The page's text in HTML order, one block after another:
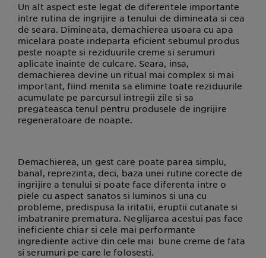
Un alt aspect este legat de diferentele importante
intre rutina de ingrijire a tenului de dimineata si cea
de seara. Dimineata, demachierea usoara cu apa
micelara poate indeparta eficient sebumul produs
peste noapte si reziduurile creme si serumuri
aplicate inainte de culcare. Seara, insa,
demachierea devine un ritual mai complex si mai
important, fiind menita sa elimine toate reziduurile
acumulate pe parcursul intregii zile si sa
pregateasca tenul pentru produsele de ingrijire
regeneratoare de noapte.
Demachierea, un gest care poate parea simplu,
banal, reprezinta, deci, baza unei rutine corecte de
ingrijire a tenului si poate face diferenta intre o
piele cu aspect sanatos si luminos si una cu
probleme, predispusa la iritatii, eruptii cutanate si
imbatranire prematura. Neglijarea acestui pas face
ineficiente chiar si cele mai performante
ingrediente active din cele mai bune creme de fata
si serumuri pe care le folosesti.